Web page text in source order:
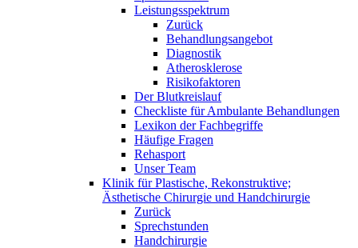
Leistungsspektrum
Zurück
Behandlungsangebot
Diagnostik
Atherosklerose
Risikofaktoren
Der Blutkreislauf
Checkliste für Ambulante Behandlungen
Lexikon der Fachbegriffe
Häufige Fragen
Rehasport
Unser Team
Klinik für Plastische, Rekonstruktive;
Ästhetische Chirurgie und Handchirurgie
Zurück
Sprechstunden
Handchirurgie